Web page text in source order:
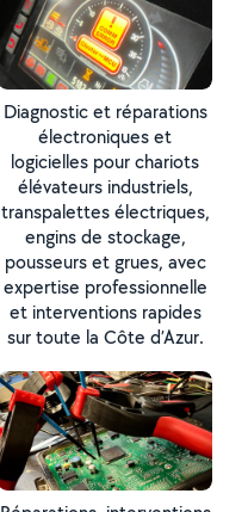
Diagnostic et réparations
électroniques et
logicielles pour chariots
élévateurs industriels,
transpalettes électriques,
engins de stockage,
pousseurs et grues, avec
expertise professionnelle
et interventions rapides
sur toute la Côte d’Azur.